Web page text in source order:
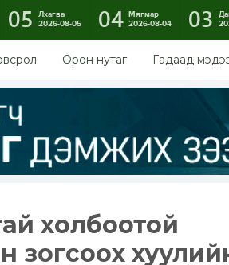
05
Лхагва
2026-08-05
04 Мягмар
2026-08-04
03
Орон нутаг Гадаад
холбоотой
зогсоох